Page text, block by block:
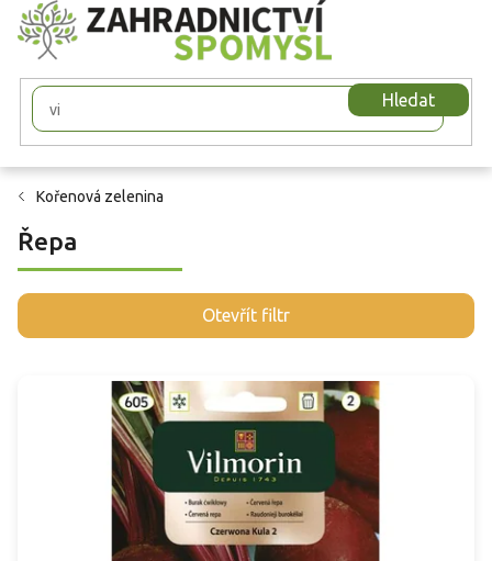
Přejít
na
obsah
Hledat
Kořenová zelenina
Řepa
Otevřít filtr
V
ý